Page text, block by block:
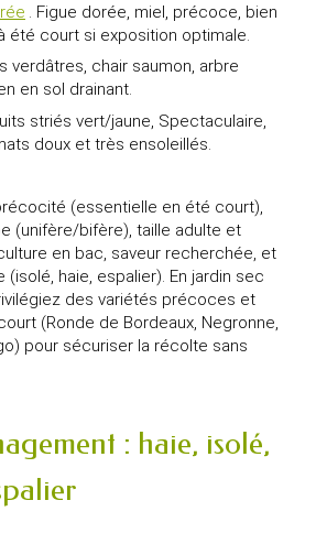
. Figue dorée, miel, précoce, bien
été court si exposition optimale.
verdâtres, chair saumon, arbre
en sol drainant.
striés vert/jaune, Spectaculaire,
doux et très ensoleillés.
(essentielle en été court),
(unifère/bifère), taille adulte et
en bac, saveur recherchée, et
haie, espalier). En jardin sec
des variétés précoces et
(Ronde de Bordeaux, Negronne,
pour sécuriser la récolte sans
: haie, isolé,